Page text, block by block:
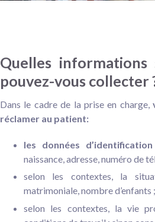
Quelles
pouvez-vous collecter
Dans le cadre de la prise en charge,
réclamer au patient:
les données d’identification
naissance, adresse, numéro de
selon les contextes, la
matrimoniale, nombre d’enfants
selon les contextes, la vie